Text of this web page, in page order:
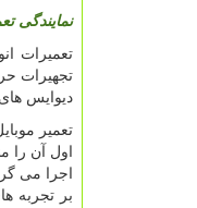
نمایندگی
تعمیرات
تجهیرات
دیوایس
تعمیر
اول آن را
اجرا می
بر تجربه